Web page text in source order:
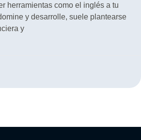
herramientas como el inglés a tu
y desarrolle, suele plantearse
y